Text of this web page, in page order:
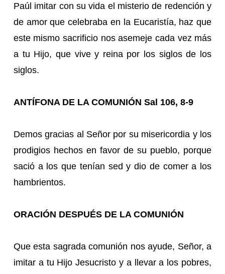
Paúl imitar con su vida el misterio de redención y
de amor que celebraba en la Eucaristía, haz que
este mismo sacrificio nos asemeje cada vez más
a tu Hijo, que vive y reina por los siglos de los
siglos.
ANTÍFONA DE LA COMUNIÓN Sal 106, 8-9
Demos gracias al Señor por su misericordia y los
prodigios hechos en favor de su pueblo, porque
sació a los que tenían sed y dio de comer a los
hambrientos.
ORACIÓN DESPUÉS DE LA COMUNIÓN
Que esta sagrada comunión nos ayude, Señor, a
imitar a tu Hijo Jesucristo y a llevar a los pobres,